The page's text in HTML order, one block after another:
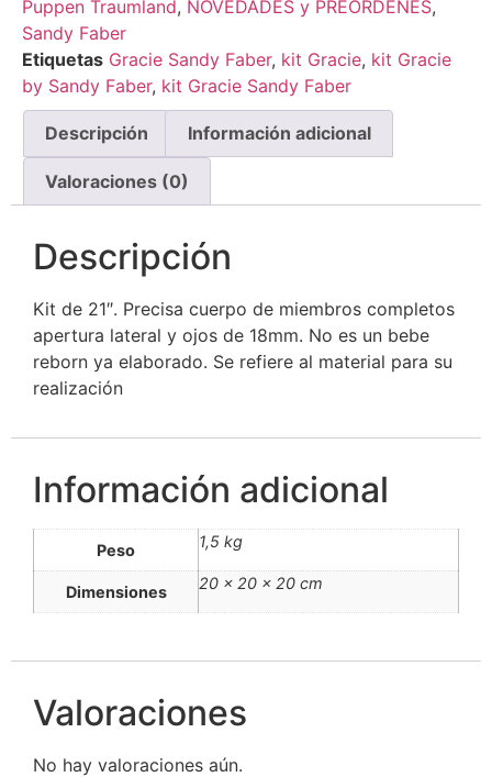
Puppen Traumland, NOVEDADES y PREORDENES,
Sandy Faber
Etiquetas Gracie Sandy Faber, kit Gracie, kit Gracie
by Sandy Faber, kit Gracie Sandy Faber
Descripción Información adicional
Valoraciones (0)
Descripción
Kit de 21″. Precisa cuerpo de miembros completos
apertura lateral y ojos de 18mm. No es un bebe
reborn ya elaborado. Se refiere al material para su
realización
Información adicional
Peso 1,5 kg
Dimensiones 20 × 20 × 20 cm
Valoraciones
No hay valoraciones aún.